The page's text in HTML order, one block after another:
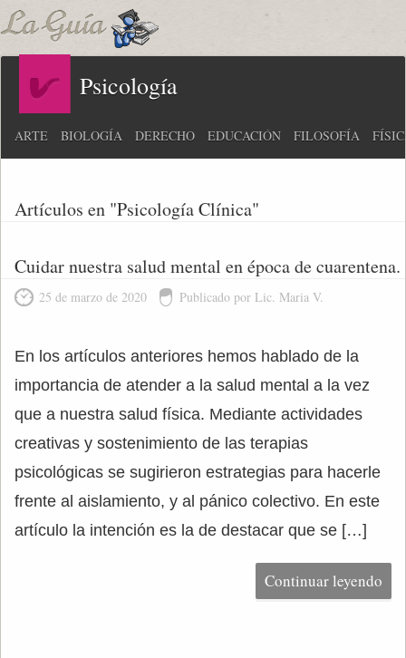
Psicología
ARTE BIOLOGÍA DERECHO EDUCACIÓN FILOSOFÍA
Artículos en "Psicología Clínica"
Cuidar nuestra salud mental en época de cuarentena.
25 de marzo de 2020 Publicado por Lic. Maria V.
En los artículos anteriores hemos hablado de la
importancia de atender a la salud mental a la vez
que a nuestra salud física. Mediante actividades
creativas y sostenimiento de las terapias
psicológicas se sugirieron estrategias para hacerle
frente al aislamiento, y al pánico colectivo. En este
artículo la intención es la de destacar que se […]
Continuar leyendo